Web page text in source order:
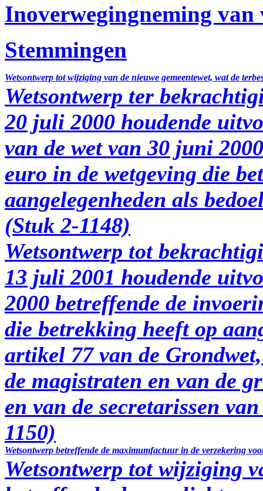
Inoverwegingneming van
Stemmingen
Wetsontwerp tot wijziging van de nieuwe gemeentewet, wat de
Wetsontwerp ter
20 juli 2000 houdende
van de wet van 30 juni
euro in de wetgeving die
aangelegenheden als
(Stuk 2-1148)
Wetsontwerp tot
13 juli 2001 houdende
2000 betreffende de
die betrekking heeft op
artikel 77 van de
de magistraten en van de
en van de secretarissen
1150)
Wetsontwerp betreffende de maximumfactuur in de verzekering
Wetsontwerp tot wijziging